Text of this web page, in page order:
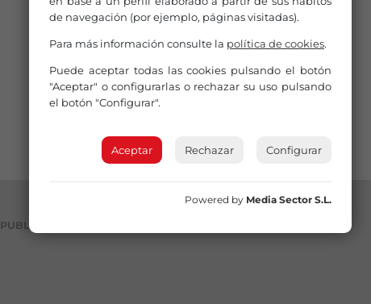
PUBLICIDAD
de navegación (por ejemplo, páginas visitadas).
Para más información consulte la política de cookies.
Puede aceptar todas las cookies pulsando el botón
"Aceptar" o configurarlas o rechazar su uso pulsando
el botón "Configurar".
Aceptar Rechazar Configurar
Powered by Media Sector S.L.